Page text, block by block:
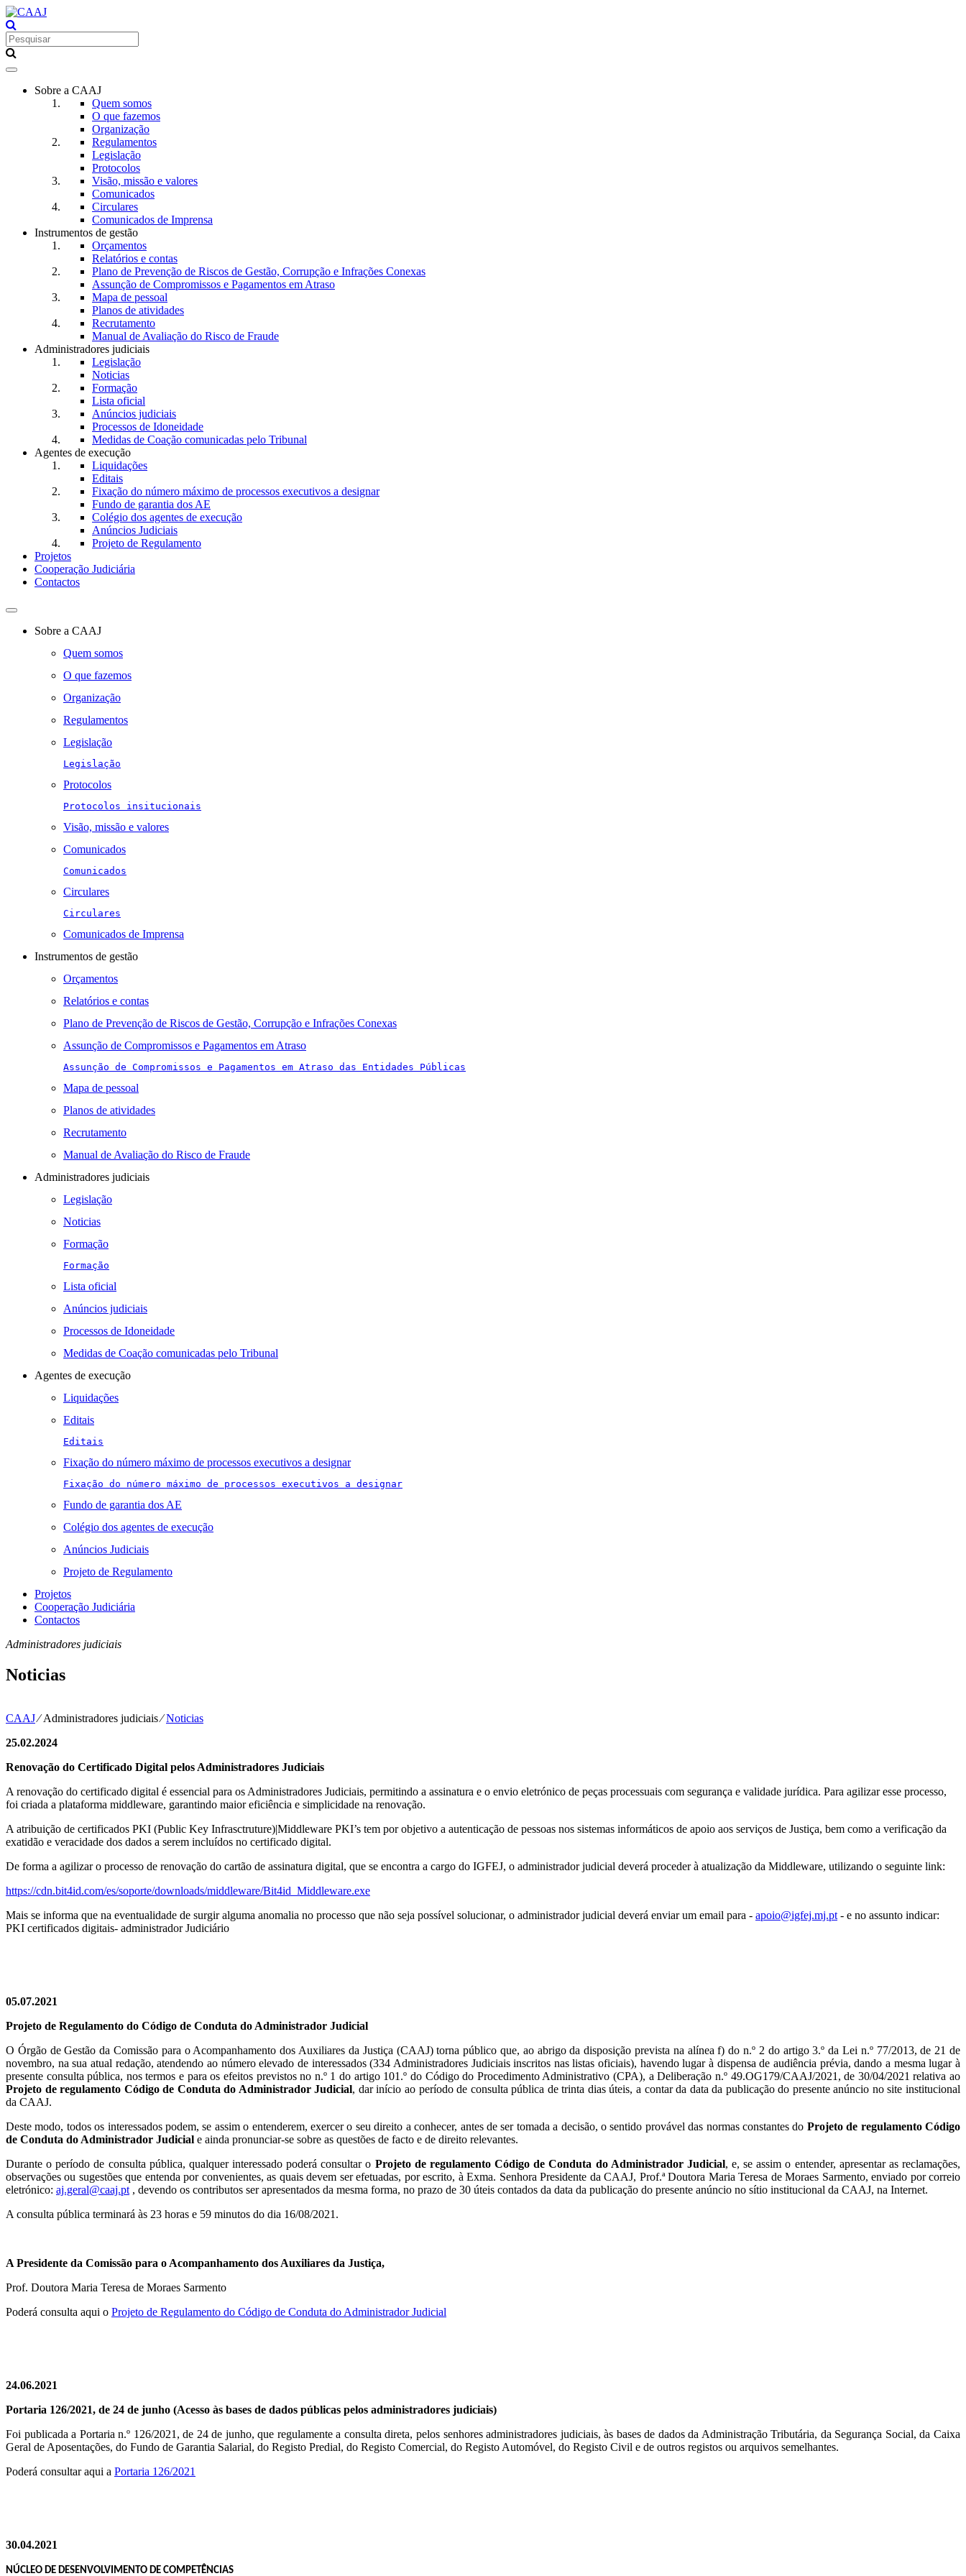
Toggle
navigationSobre a CAAJ
Quem somos
O que fazemos
Organização
Regulamentos
Legislação
Protocolos
Visão, missão e valores
Comunicados
Circulares
Comunicados de Imprensa
Instrumentos de gestão
Orçamentos
Relatórios e contas
Plano de Prevenção de Riscos de Gestão, Corrupção e Infrações Conexas
Assunção de Compromissos e Pagamentos em Atraso
Mapa de pessoal
Planos de atividades
Recrutamento
Manual de Avaliação do Risco de Fraude
Administradores judiciais
Legislação
Noticias
Formação
Lista oficial
Anúncios judiciais
Processos de Idoneidade
Medidas de Coação comunicadas pelo Tribunal
Agentes de execução
Liquidações
Editais
Fixação do número máximo de processos executivos a designar
Fundo de garantia dos AE
Colégio dos agentes de execução
Anúncios Judiciais
Projeto de Regulamento
Projetos
Cooperação Judiciária
Contactos
Toggle
navigationSobre a CAAJ
Quem somos
O que fazemos
Organização
Regulamentos
Legislação
Legislação
Protocolos
Protocolos insitucionais
Visão, missão e valores
Comunicados
Comunicados
Circulares
Circulares
Comunicados de Imprensa
Instrumentos de gestão
Orçamentos
Relatórios e contas
Plano de Prevenção de Riscos de Gestão, Corrupção e Infrações Conexas
Assunção de Compromissos e Pagamentos em Atraso
Assunção de Compromissos e Pagamentos em Atraso das Entidades Públicas
Mapa de pessoal
Planos de atividades
Recrutamento
Manual de Avaliação do Risco de Fraude
Administradores judiciais
Legislação
Noticias
Formação
Formação
Lista oficial
Anúncios judiciais
Processos de Idoneidade
Medidas de Coação comunicadas pelo Tribunal
Agentes de execução
Liquidações
Editais
Editais
Fixação do número máximo de processos executivos a designar
Fixação do número máximo de processos executivos a designar
Fundo de garantia dos AE
Colégio dos agentes de execução
Anúncios Judiciais
Projeto de Regulamento
Projetos
Cooperação Judiciária
Contactos
Administradores judiciais
Noticias
CAAJ⁄Administradores judiciais⁄Noticias
25.02.2024
Renovação do Certificado Digital pelos Administradores Judiciais
A renovação do certificado digital é essencial para os Administradores Judiciais, permitindo a assinatura e o envio eletrónico de peças processuais com segurança e validade jurídica. Para agilizar esse processo,
foi criada a plataforma middleware, garantindo maior eficiência e simplicidade na renovação.
A atribuição de certificados PKI (Public Key Infrasctruture)|Middleware PKI’s tem por objetivo a autenticação de pessoas nos sistemas informáticos de apoio aos serviços de Justiça, bem como a verificação da
exatidão e veracidade dos dados a serem incluídos no certificado digital.
De forma a agilizar o processo de renovação do cartão de assinatura digital, que se encontra a cargo do IGFEJ, o administrador judicial deverá proceder à atualização da Middleware, utilizando o seguinte link:
https://cdn.bit4id.com/es/soporte/downloads/middleware/Bit4id_Middleware.exe
Mais se informa que na eventualidade de surgir alguma anomalia no processo que não seja possível solucionar, o administrador judicial deverá enviar um email para - apoio@igfej.mj.pt - e no assunto indicar:
PKI certificados digitais- administrador Judiciário
05.07.2021
Projeto de Regulamento do Código de Conduta do Administrador Judicial
O Órgão de Gestão da Comissão para o Acompanhamento dos Auxiliares da Justiça (CAAJ) torna público que, ao abrigo da disposição prevista na alínea f) do n.º 2 do artigo 3.º da Lei n.º 77/2013, de 21 de
novembro, na sua atual redação, atendendo ao número elevado de interessados (334 Administradores Judiciais inscritos nas listas oficiais), havendo lugar à dispensa de audiência prévia, dando a mesma lugar à
presente consulta pública, nos termos e para os efeitos previstos no n.º 1 do artigo 101.º do Código do Procedimento Administrativo (CPA), a Deliberação n.º 49.OG179/CAAJ/2021, de 30/04/2021 relativa ao
Projeto de regulamento Código de Conduta do Administrador Judicial, dar início ao período de consulta pública de trinta dias úteis, a contar da data da publicação do presente anúncio no site institucional
da CAAJ.
Deste modo, todos os interessados podem, se assim o entenderem, exercer o seu direito a conhecer, antes de ser tomada a decisão, o sentido provável das normas constantes do Projeto de regulamento Código
de Conduta do Administrador Judicial e ainda pronunciar-se sobre as questões de facto e de direito relevantes.
Durante o período de consulta pública, qualquer interessado poderá consultar o Projeto de regulamento Código de Conduta do Administrador Judicial, e, se assim o entender, apresentar as reclamações,
observações ou sugestões que entenda por convenientes, as quais devem ser efetuadas, por escrito, à Exma. Senhora Presidente da CAAJ, Prof.ª Doutora Maria Teresa de Moraes Sarmento, enviado por correio
eletrónico: aj.geral@caaj.pt , devendo os contributos ser apresentados da mesma forma, no prazo de 30 úteis contados da data da publicação do presente anúncio no sítio institucional da CAAJ, na Internet.
A consulta pública terminará às 23 horas e 59 minutos do dia 16/08/2021.
A Presidente da Comissão para o Acompanhamento dos Auxiliares da Justiça,
Prof. Doutora Maria Teresa de Moraes Sarmento
Poderá consulta aqui o Projeto de Regulamento do Código de Conduta do Administrador Judicial
24.06.2021
Portaria 126/2021, de 24 de junho (Acesso às bases de dados públicas pelos administradores judiciais)
Foi publicada a Portaria n.º 126/2021, de 24 de junho, que regulamente a consulta direta, pelos senhores administradores judiciais, às bases de dados da Administração Tributária, da Segurança Social, da Caixa
Geral de Aposentações, do Fundo de Garantia Salarial, do Registo Predial, do Registo Comercial, do Registo Automóvel, do Registo Civil e de outros registos ou arquivos semelhantes.
Poderá consultar aqui a Portaria 126/2021
30.04.2021
NÚCLEO DE DESENVOLVIMENTO DE COMPETÊNCIAS